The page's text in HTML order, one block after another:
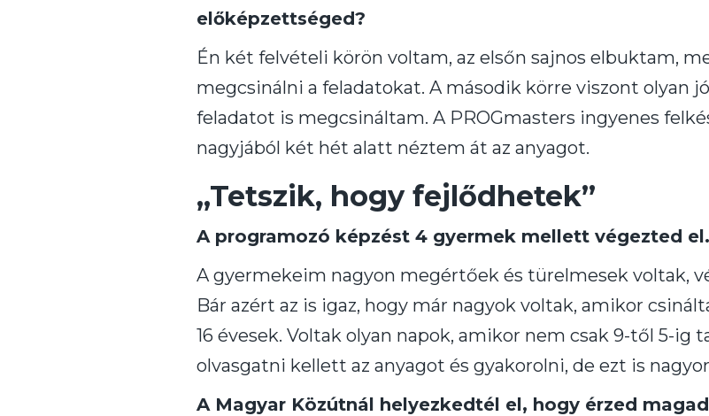
előképzettséged?
Én két felvételi körön voltam, az elsőn sajnos elbuktam,
megcsinálni a feladatokat. A második körre viszont olyan
feladatot is megcsináltam. A PROGmasters ingyenes
nagyjából két hét alatt néztem át az anyagot.
„Tetszik, hogy fejlődhetek”
A programozó képzést 4 gyermek mellett végezted
A gyermekeim nagyon megértőek és türelmesek voltak,
Bár azért az is igaz, hogy már nagyok voltak, amikor
16 évesek. Voltak olyan napok, amikor nem csak 9-től 5-
olvasgatni kellett az anyagot és gyakorolni, de ezt is
A Magyar Közútnál helyezkedtél el, hogy érzed